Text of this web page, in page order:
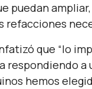
puedan
refacciones
que “lo
respondiendo a
hemos